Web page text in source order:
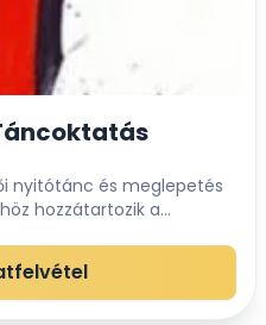
nyitótánc és meglepetés
hozzátartozik a
kell gondolni.Az
is megö...